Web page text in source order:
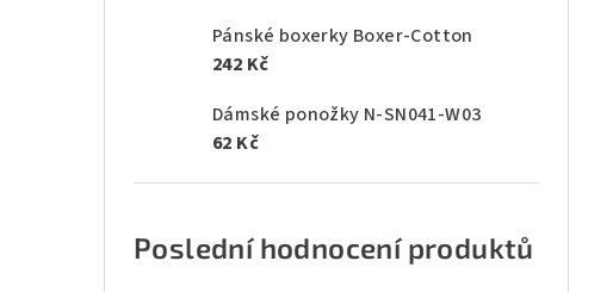
Pánské boxerky Boxer-Cotton
242 Kč
Dámské ponožky N-SN041-W03
62 Kč
Poslední hodnocení produktů